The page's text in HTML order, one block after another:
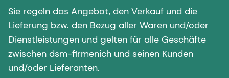
Sie regeln das Angebot, den Verkauf und die
Lieferung bzw. den Bezug aller Waren und/oder
Dienstleistungen und gelten für alle Geschäfte
zwischen dsm-firmenich und seinen Kunden
und/oder Lieferanten.